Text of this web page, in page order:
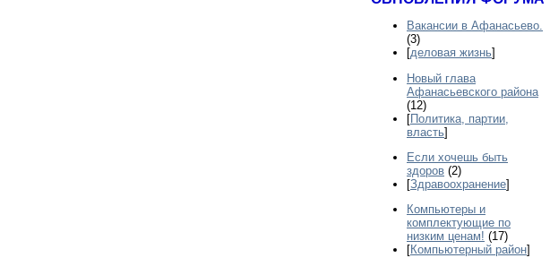
Вакансии в Афанасьево.
(3)
[деловая жизнь]
Новый глава
Афанасьевского района
(12)
[Политика, партии,
власть]
Если хочешь быть
здоров (2)
[Здравоохранение]
Компьютеры и
комплектующие по
низким ценам! (17)
[Компьютерный район]